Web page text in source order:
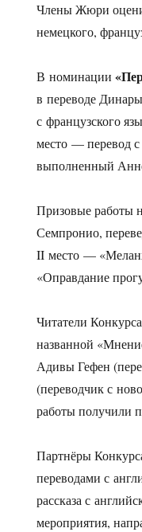
Члены Жюри
немецкого,
В номинации
в переводе
с французского
место — перевод с
выполненный
Призовые работы
Семпронио,
II место —
«Оправдание
Читатели
названной
Адивы Гефен
(переводчик с
работы получили
Партнёры
переводами с
рассказа с
мероприятия,